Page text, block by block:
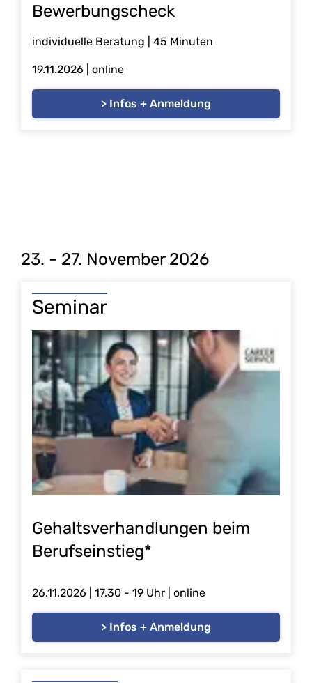
Bewerbungscheck
individuelle Beratung | 45 Minuten
19.11.2026 | online
> Infos + Anmeldung
23. - 27. November 2026
Seminar
Gehaltsverhandlungen beim
Berufseinstieg*
26.11.2026 | 17.30 - 19 Uhr | online
> Infos + Anmeldung